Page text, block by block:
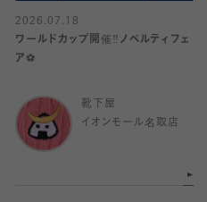
2026.07.18
ワールドカップ開催‼️ノベルティフェ
ア⚽️
靴下屋
イオンモール名取店